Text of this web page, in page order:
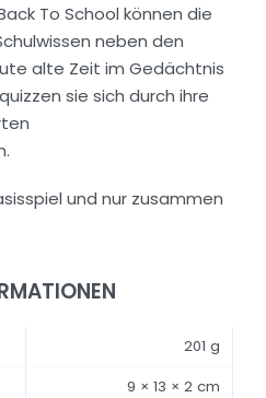
To School können die
neben den
alte Zeit im Gedächtnis
sie sich durch ihre
und nur zusammen
201 g
9 × 13 × 2 cm